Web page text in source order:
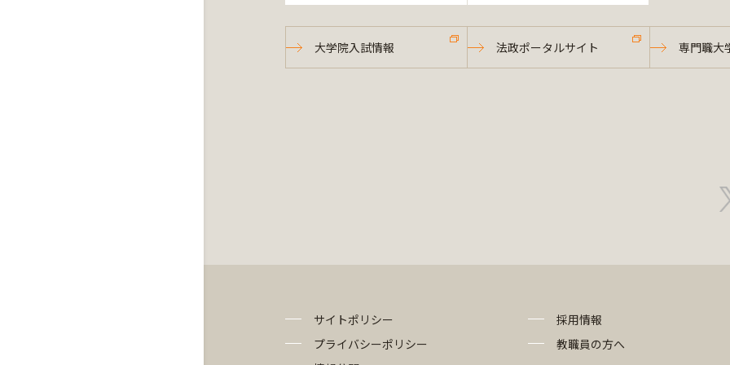
大学院入試情報 法政ポータルサイト 専門職大
サイトポリシー
プライバシーポリシー
採用情報
教職員の方へ